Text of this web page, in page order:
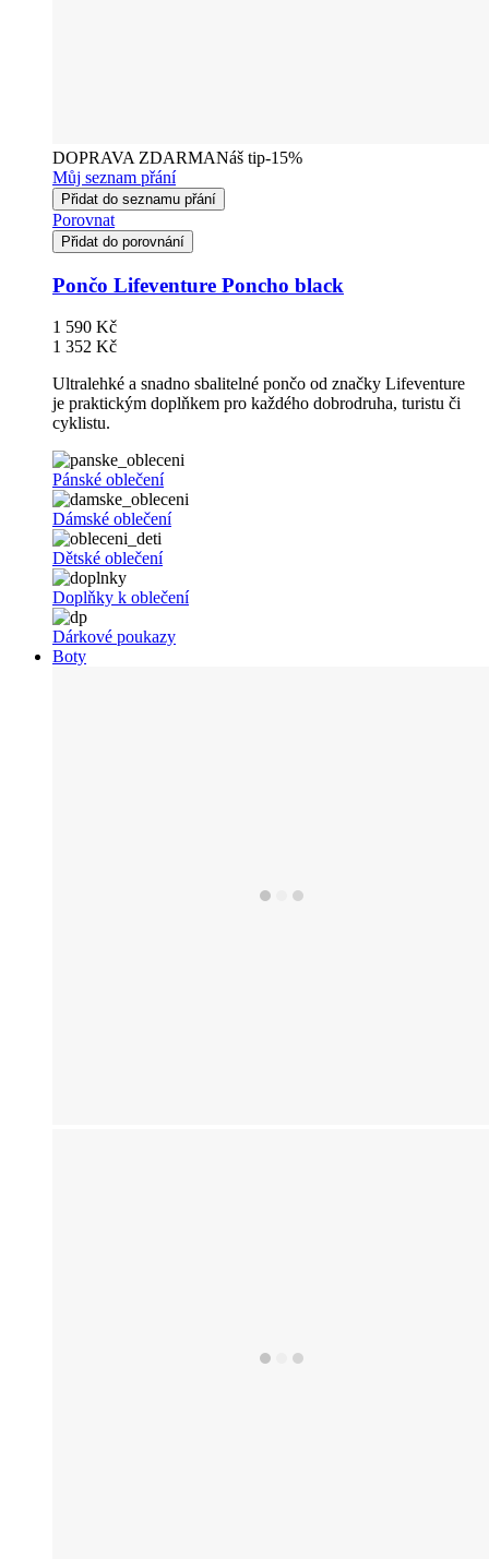
DOPRAVA ZDARMANáš tip-15%
Můj seznam přání
Přidat do seznamu přání
Porovnat
Přidat do porovnání
Pončo Lifeventure Poncho black
1 590 Kč
1 352 Kč
Ultralehké a snadno sbalitelné pončo od značky Lifeventure
je praktickým doplňkem pro každého dobrodruha, turistu či
cyklistu.
Pánské oblečení
Dámské oblečení
Dětské oblečení
Doplňky k oblečení
Dárkové poukazy
Boty